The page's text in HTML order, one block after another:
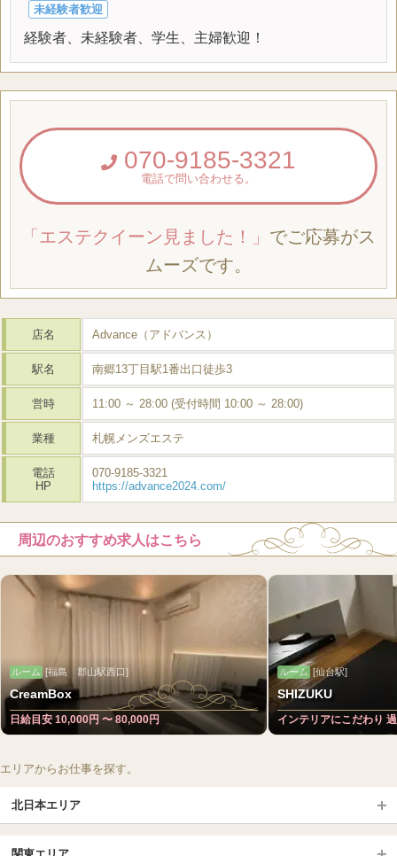
未経験者歓迎
経験者、未経験者、学生、主婦歓迎！
070-9185-3321
電話で問い合わせる。
「エステクイーン見ました！」 でご応募がス
ムーズです。
店名 Advance（アドバンス）
駅名 南郷13丁目駅1番出口徒歩3
営時 11:00 ～ 28:00 (受付時間 10:00 ～ 28:00)
業種 札幌メンズエステ
電話
HP
070-9185-3321
https://advance2024.com/
周辺のおすすめ求人はこちら
ルーム [福島 郡山駅西口]
CreamBox
日給目安 10,000円 〜 80,000円
ルーム [仙台駅]
SHIZUKU
インテリアにこだわり
エリアからお仕事を探す。
北日本エリア